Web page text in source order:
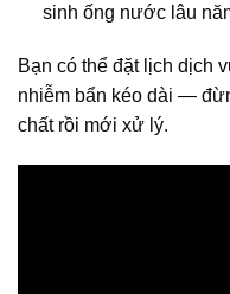
sinh ống nước lâu
Bạn có thể đặt lịch dịch
nhiễm bẩn kéo dài —
chất rồi mới xử lý.